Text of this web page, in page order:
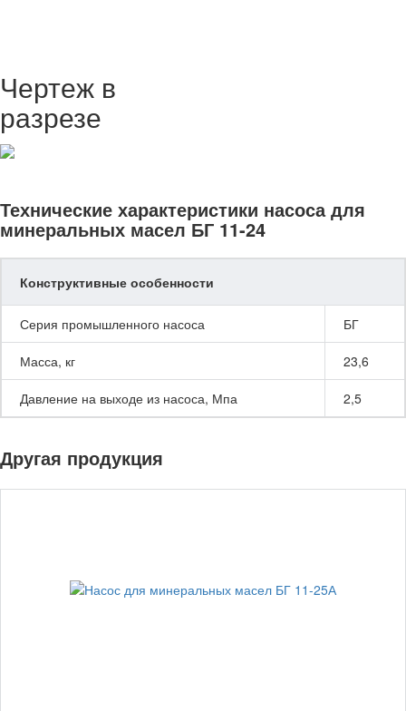
Чертеж в
разрезе
Технические характеристики насоса для
минеральных масел БГ 11-24
Конструктивные особенности
Серия промышленного насоса БГ
Масса, кг 23,6
Давление на выходе из насоса, Мпа 2,5
Другая продукция